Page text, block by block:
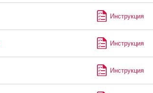
Инструкция
Инструкция
Инструкция